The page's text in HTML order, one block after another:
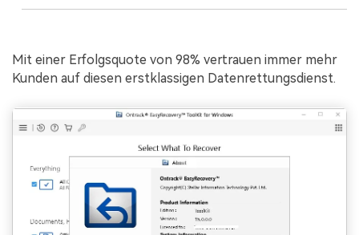
Mit einer Erfolgsquote von 98% vertrauen immer mehr
Kunden auf diesen erstklassigen Datenrettungsdienst.